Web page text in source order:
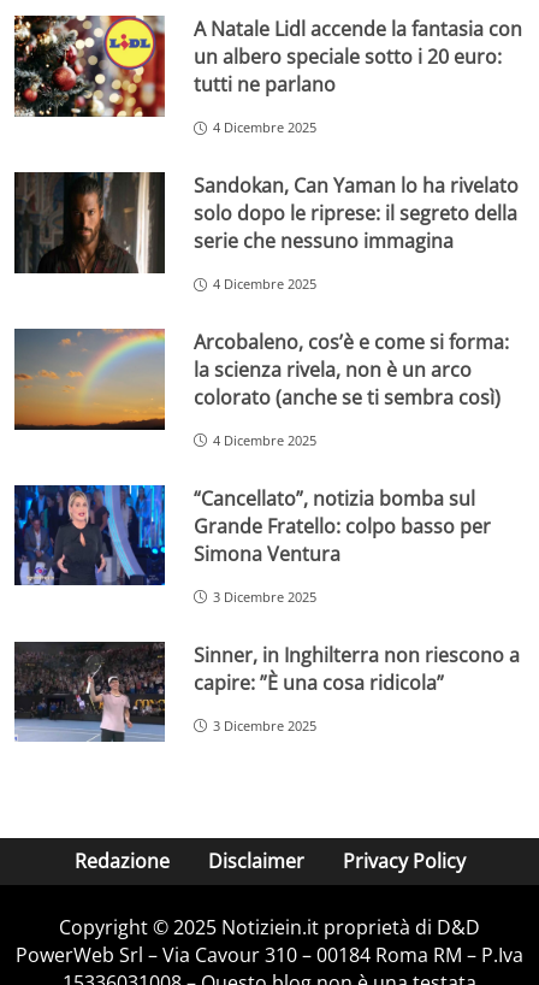
A Natale Lidl accende la fantasia con
un albero speciale sotto i 20 euro:
tutti ne parlano
4 Dicembre 2025
Sandokan, Can Yaman lo ha rivelato
solo dopo le riprese: il segreto della
serie che nessuno immagina
4 Dicembre 2025
Arcobaleno, cos’è e come si forma:
la scienza rivela, non è un arco
colorato (anche se ti sembra così)
4 Dicembre 2025
“Cancellato”, notizia bomba sul
Grande Fratello: colpo basso per
Simona Ventura
3 Dicembre 2025
Sinner, in Inghilterra non riescono a
capire: ”È una cosa ridicola”
3 Dicembre 2025
Redazione Disclaimer Privacy Policy
Copyright © 2025 Notiziein.it proprietà di D&D
PowerWeb Srl – Via Cavour 310 – 00184 Roma RM – P.Iva